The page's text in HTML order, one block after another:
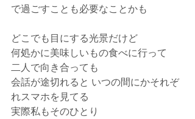
で過ごすことも必要なことかも
どこでも目にする光景だけど
何処かに美味しいもの食べに行って
二人で向き合っても
会話が途切れると いつの間にかそれぞ
れスマホを見てる
実際私もそのひとり